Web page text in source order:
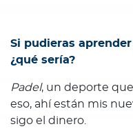
Si pudieras
¿qué sería?
Padel, un deporte
eso, ahí están mis
sigo el dinero.